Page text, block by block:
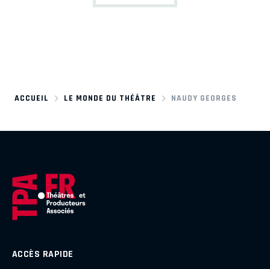
ACCUEIL LE MONDE DU THÉÂTRE NAUDY GEORGES
ACCÈS RAPIDE